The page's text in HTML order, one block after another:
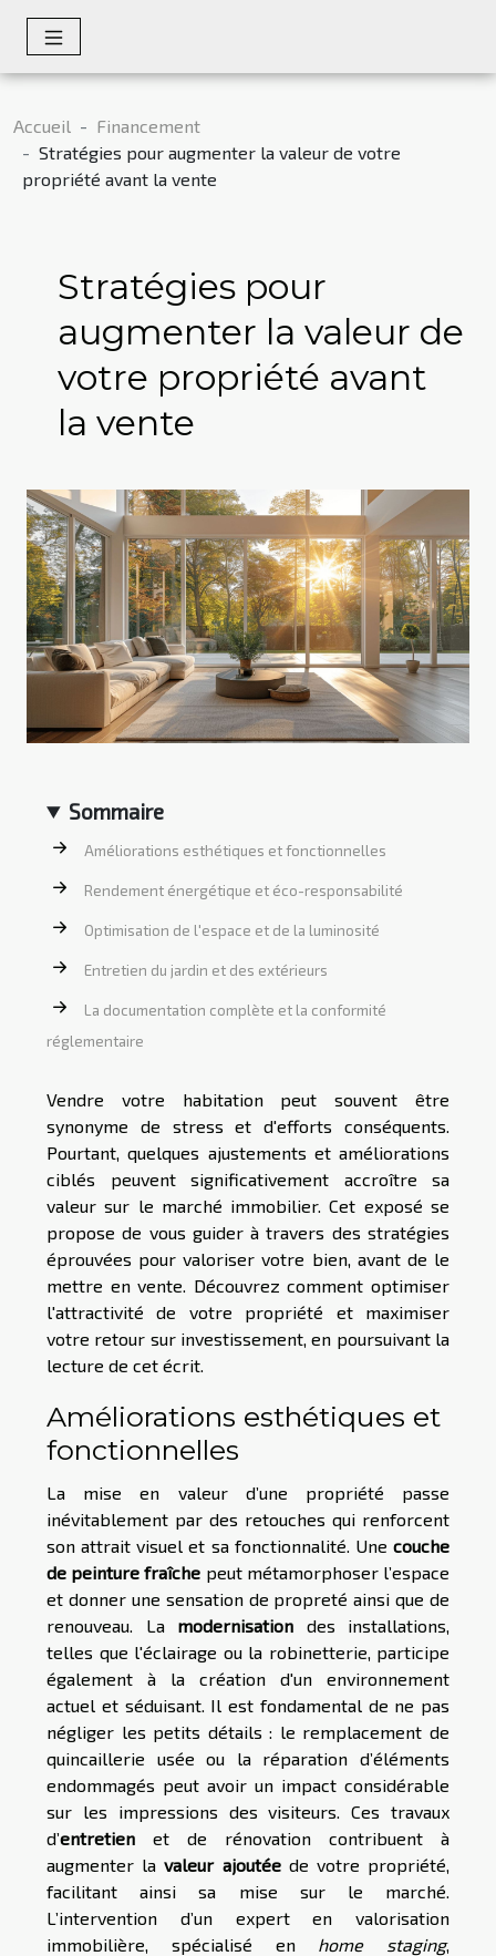
Accueil
Financement
Stratégies pour augmenter la valeur de votre
propriété avant la vente
Stratégies pour
augmenter la valeur de
votre propriété avant
la vente
Sommaire
Améliorations esthétiques et fonctionnelles
Rendement énergétique et éco-responsabilité
Optimisation de l'espace et de la luminosité
Entretien du jardin et des extérieurs
La documentation complète et la conformité
réglementaire
Vendre votre habitation peut souvent être
synonyme de stress et d'efforts conséquents.
Pourtant, quelques ajustements et améliorations
ciblés peuvent significativement accroître sa
valeur sur le marché immobilier. Cet exposé se
propose de vous guider à travers des stratégies
éprouvées pour valoriser votre bien, avant de le
mettre en vente. Découvrez comment optimiser
l'attractivité de votre propriété et maximiser
votre retour sur investissement, en poursuivant la
lecture de cet écrit.
Améliorations esthétiques et
fonctionnelles
La mise en valeur d’une propriété passe
inévitablement par des retouches qui renforcent
son attrait visuel et sa fonctionnalité. Une couche
de peinture fraîche peut métamorphoser l’espace
et donner une sensation de propreté ainsi que de
renouveau. La modernisation des installations,
telles que l'éclairage ou la robinetterie, participe
également à la création d'un environnement
actuel et séduisant. Il est fondamental de ne pas
négliger les petits détails : le remplacement de
quincaillerie usée ou la réparation d’éléments
endommagés peut avoir un impact considérable
sur les impressions des visiteurs. Ces travaux
d’entretien et de rénovation contribuent à
augmenter lavaleur ajoutéede votre propriété,
facilitant ainsi sa mise sur le marché.
L’intervention d’un expert en valorisation
immobilière, spécialisé en home staging,